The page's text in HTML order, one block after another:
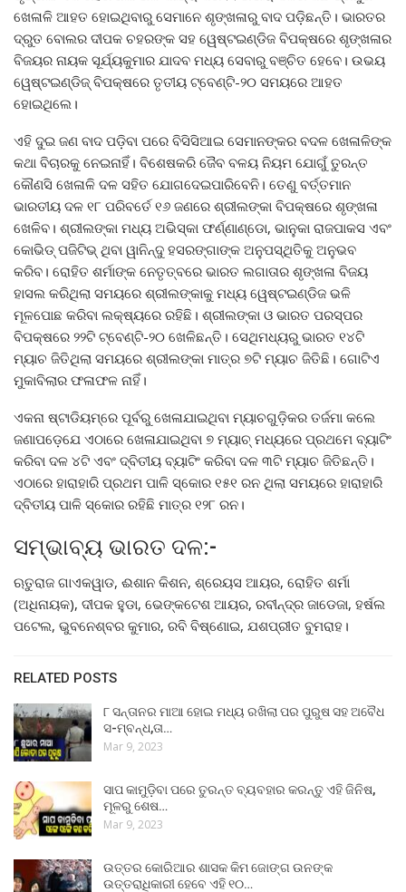
ଖେଳାଳି ଆହତ ‌ହୋଇଥିବାରୁ ସେମାନେ ଶୃଙ୍ଖଳାରୁ ବାଦ ପଡ଼ିଛନ୍ତି। ଭାରତର
ଦ୍ରୁତ ବୋଲର ଦୀପକ ଚହରଙ୍କ ସହ ୱେଷ୍ଟଇଣ୍ଡିଜ ବିପକ୍ଷରେ ଶୃଙ୍ଖଳାର
ବିଜୟର ନାୟକ ସୂର୍ଯ୍ୟକୁମାର ଯାଦବ ମଧ୍ୟ ସେବାରୁ ବଞ୍ଚିତ ହେବେ। ଉଭୟ
ୱେଷ୍ଟଇଣ୍ଡିଜ୍‌ ବିପକ୍ଷରେ ତୃତୀୟ ଟ୍ବେଣ୍ଟି-୨୦ ସମୟରେ ଆହତ
ହୋଇଥିଲେ।
ଏହି ଦୁଇ ଜଣ ବାଦ ପଡ଼ିବା ପରେ ବିସିସିଆଇ ସେମାନଙ୍କର ବଦଳ ଖେଳାଳିଙ୍କ
କଥା ବିଚାରକୁ ନେଇନାହିଁ। ବିଶେଷକରି ଜୈବ ବଳୟ ନିୟମ ଯୋଗୁଁ ତୁରନ୍ତ
କୌଣସି ଖେଳାଳି ଦଳ ସହିତ ଯୋଗଦେଇପାରିବେନି। ତେଣୁ ବର୍ତ୍ତମାନ
ଭାରତୀୟ ଦଳ ୧୮ ପରିବର୍ତେ ୧୬ ଜଣରେ ଶ୍ରୀଲଙ୍କା ବିପକ୍ଷରେ ଶୃଙ୍ଖଳା
ଖେଳିବ। ଶ୍ରୀଲଙ୍କା ମଧ୍ୟ ଅଭିସ୍କା ଫର୍ଣ୍ଣାଣ୍ଡୋ, ଭାନୁକା ରାଜପାକସ ଏବଂ
କୋଭିଡ୍ ପଜିଟିଭ୍ ଥିବା ୱାନିନ୍ଦୁ ହସରଙ୍ଗାଙ୍କ ଅନୁପସ୍ଥିତିକୁ ଅନୁଭବ
କରିବ। ରୋହିତ ଶର୍ମାଙ୍କ ନେତୃତ୍ବରେ ଭାରତ ଲଗାତାର ଶୃଙ୍ଖଳା ବିଜୟ
ହାସଲ କରିଥିଲା ସମୟରେ ଶ୍ରୀଲଙ୍କାକୁ ମଧ୍ୟ ୱେଷ୍ଟଇଣ୍ଡିଜ ଭଳି
ମୂଳପୋଛ କରିବା ଲକ୍ଷ୍ୟରେ ରହିଛି। ଶ୍ରୀଲଙ୍କା ଓ ଭାରତ ପରସ୍ପର
ବିପକ୍ଷରେ ୨୨ଟି ଟ୍ବେଣ୍ଟି-୨୦ ଖେଳିଛନ୍ତି। ସେଥିମଧ୍ୟରୁ ଭାରତ ୧୪ଟି
ମ୍ୟାଚ ଜିତିଥିଲା ସମୟରେ ଶ୍ରୀଲଙ୍କା ମାତ୍ର ୭ଟି ମ୍ୟାଚ ଜିତିଛି। ଗୋଟିଏ
ମୁକାବିଲାର ଫଳାଫଳ ନାହିଁ।
ଏକନା ଷ୍ଟାଡିୟମ୍‌ରେ ପୂର୍ବରୁ ଖେଳାଯାଇଥିବା ମ୍ୟାଚଗୁଡ଼ିକର ତର୍ଜମା କଲେ
ଜଣାପଡ଼େଯେ ଏଠାରେ ଖେଳାଯାଇଥିବା ୭ ମ୍ୟାଚ୍‌ ମଧ୍ୟରେ ପ୍ରଥମେ ବ୍ୟାଟିଂ
କରିବା ଦଳ ୪ଟି ଏବଂ ଦ୍ବିତୀୟ ବ୍ୟାଟିଂ କରିବା ଦଳ ୩ଟି ମ୍ୟାଚ ଜିତିଛନ୍ତି।
ଏଠାରେ ହାରାହାରି ପ୍ରଥମ ପାଳି ସ୍କୋର ୧୫୧ ରନ ଥିଲା ସମୟରେ ହାରାହାରି
ଦ୍ବିତୀୟ ପାଳି ସ୍କୋର ରହିଛି ମାତ୍ର ୧୨୮ ରନ।
ସମ୍ଭାବ୍ୟ ଭାରତ ଦଳ:-
ଋତୁରାଜ ଗାଏକୱାଡ, ଈଶାନ କିଶନ, ଶ୍ରେୟସ ଆୟର, ରୋହିତ ଶର୍ମା
(ଅଧିନାୟକ), ଦୀପକ ହୁଡା, ଭେଙ୍କଟେଶ ଆୟର, ରବୀନ୍ଦ୍ର ଜାଡେଜା, ହର୍ଷଲ
ପଟେଲ, ଭୁବନେଶ୍ବର କୁମାର, ରବି ବିଷ୍ଣୋଇ, ଯଶପ୍ରୀତ ବୁମରାହ।
RELATED POSTS
୮ ସନ୍ତାନର ମାଆ ହୋଇ ମଧ୍ୟ ରଖିଲା ପର ପୁରୁଷ ସହ ଅବୈଧ
ସ-ମ୍ବନ୍ଧ,ତା…
Mar 9, 2023
ସାପ କାମୁଡ଼ିବା ପରେ ତୁରନ୍ତ ବ୍ୟବହାର କରନ୍ତୁ ଏହି ଜିନିଷ,
ମୂଳରୁ ଶେଷ…
Mar 9, 2023
ଉତ୍ତର କୋରିଆର ଶାସକ କିମ ଜୋଙ୍ଗ ଉନଙ୍କ
ଉତ୍ତରାଧିକାରୀ ହେବେ ଏହି ୧୦…